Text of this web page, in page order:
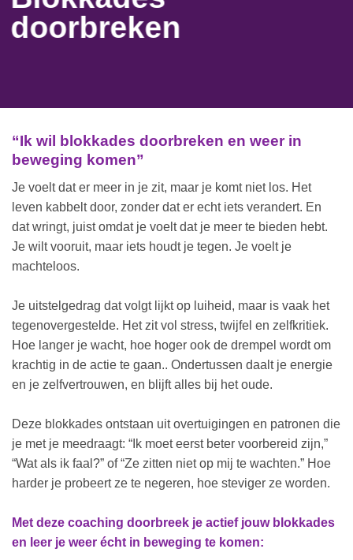
doorbreken
“Ik wil blokkades doorbreken en weer in
beweging komen”
Je voelt dat er meer in je zit, maar je komt niet los. Het
leven kabbelt door, zonder dat er echt iets verandert. En
dat wringt, juist omdat je voelt dat je meer te bieden hebt.
Je wilt vooruit, maar iets houdt je tegen. Je voelt je
machteloos.
Je uitstelgedrag dat volgt lijkt op luiheid, maar is vaak het
tegenovergestelde. Het zit vol stress, twijfel en zelfkritiek.
Hoe langer je wacht, hoe hoger ook de drempel wordt om
krachtig in de actie te gaan.. Ondertussen daalt je energie
en je zelfvertrouwen, en blijft alles bij het oude.
Deze blokkades ontstaan uit overtuigingen en patronen die
je met je meedraagt: “Ik moet eerst beter voorbereid zijn,”
“Wat als ik faal?” of “Ze zitten niet op mij te wachten.” Hoe
harder je probeert ze te negeren, hoe steviger ze worden.
Met deze coaching doorbreek je actief jouw blokkades
en leer je weer écht in beweging te komen: